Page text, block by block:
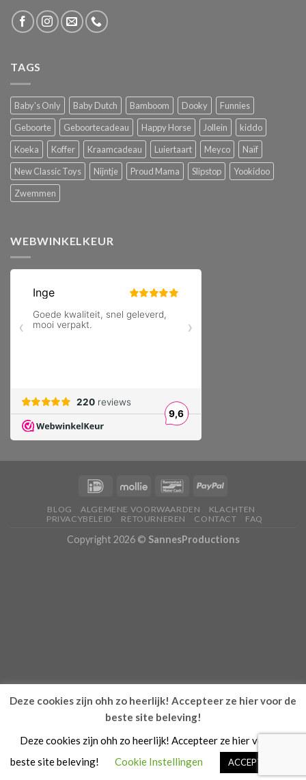
TAGS
Baby's Only Baby Dutch Bamboom Dooky
Funnies
Geboorte
Geboortecadeau Happy Horse Jollein
kiddo
Koeka
Koffer Kraamcadeau Luiertaart Meyco
Naïf
New Classic Toys
Nijntje Proud Mama Slipstop
Yookidoo
Zwemmen
WEBWINKELKEUR
BLOG ALGEMENE VOORWAARDEN
KLACHTEN
PRIVACYBELEID
RETOURNEREN CONTACT FAQ
Copyright 2026 © SannesProductions
Deze cookies zijn ohh zo heerlijk! Accepteer ze hier voor de
beste site beleving!
Deze cookies zijn ohh zo heerlijk! Accepteer ze hier voor de
beste site beleving!
Cookie Instellingen ACCEPTEREN